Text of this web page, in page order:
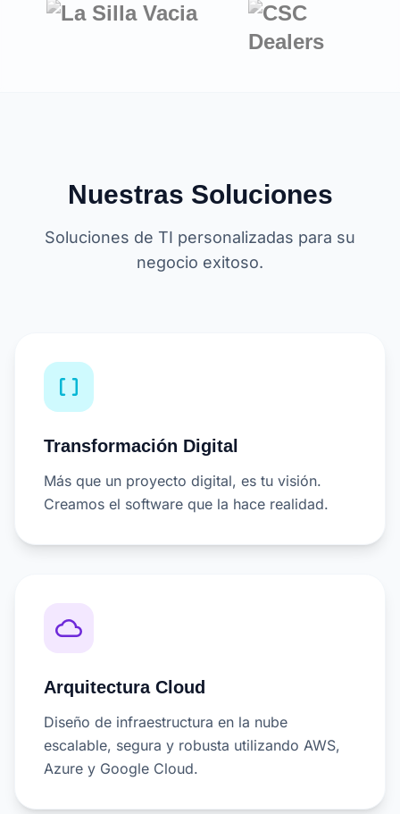
Nuestras Soluciones
Soluciones de TI personalizadas para su
negocio exitoso.
data_array
Transformación Digital
Más que un proyecto digital, es tu visión.
Creamos el software que la hace realidad.
cloud_queue
Arquitectura Cloud
Diseño de infraestructura en la nube
escalable, segura y robusta utilizando AWS,
Azure y Google Cloud.